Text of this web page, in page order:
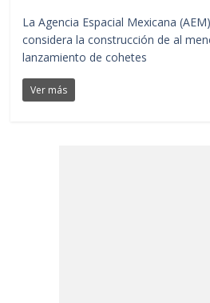
La Agencia Espacial Mexicana
considera la construcción de al
lanzamiento de cohetes
Ver más